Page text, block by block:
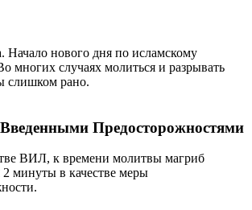
Начало нового дня по исламскому
многих случаях молиться и разрывать
слишком рано.
Предосторожностями
ВИЛ, к времени молитвы магриб
2 минуты в качестве меры